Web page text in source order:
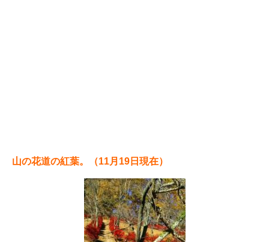
山の花道の紅葉。（11月19日現在）